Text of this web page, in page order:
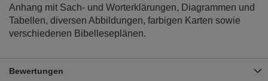
Anhang mit Sach- und Worterklärungen, Diagrammen und
Tabellen, diversen Abbildungen, farbigen Karten sowie
verschiedenen Bibelleseplänen.
Bewertungen